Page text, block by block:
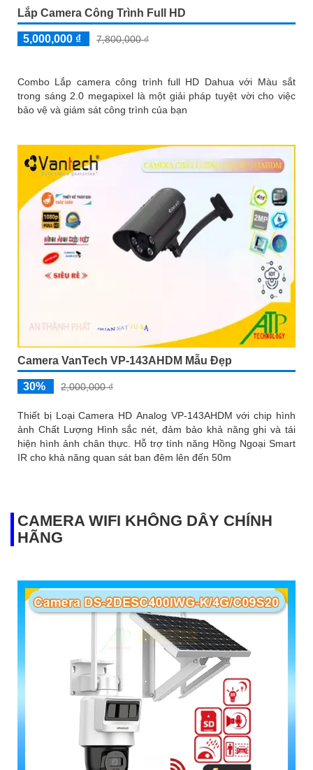
Lắp Camera Công Trình Full HD
5,000,000 ₫ 7,800,000 ₫
Combo Lắp camera công trình full HD Dahua với Màu sắt
trong sáng 2.0 megapixel là một giải pháp tuyệt vời cho việc
bảo vệ và giám sát công trình của bạn
Camera VanTech VP-143AHDM Mẫu Đẹp
30% 2,000,000 ₫
Thiết bị Loại Camera HD Analog VP-143AHDM với chip hình
ảnh Chất Lượng Hình sắc nét, đảm bảo khả năng ghi và tái
hiện hình ảnh chân thực. Hỗ trợ tính năng Hồng Ngoại Smart
IR cho khả năng quan sát ban đêm lên đến 50m
CAMERA WIFI KHÔNG DÂY CHÍNH
HÃNG